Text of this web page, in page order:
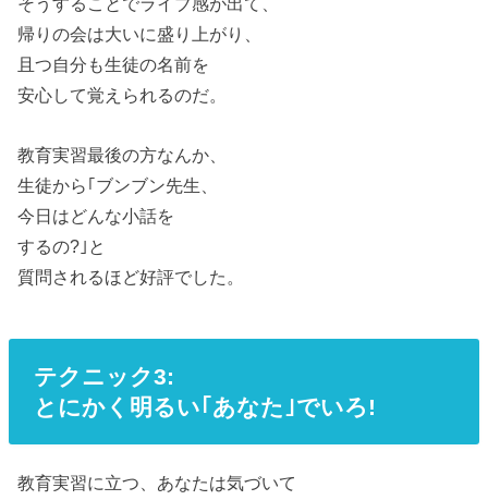
帰りの会は大いに盛り上がり、
且つ自分も生徒の名前を
安心して覚えられるのだ。
教育実習最後の方なんか、
生徒から｢ブンブン先生、
今日はどんな小話を
するの?｣と
質問されるほど好評でした。
テクニック3:
とにかく明るい｢あなた｣でいろ!
教育実習に立つ、あなたは気づいて